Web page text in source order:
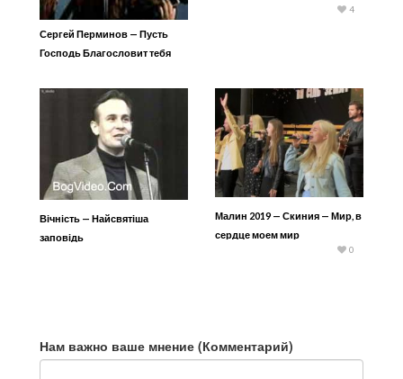
Сергей Перминов — Пусть
Господь Благословит тебя
4
Вічність — Найсвятіша
заповідь
Малин 2019 — Скиния — Мир, в
сердце моем мир
0
Нам важно ваше мнение (Комментарий)